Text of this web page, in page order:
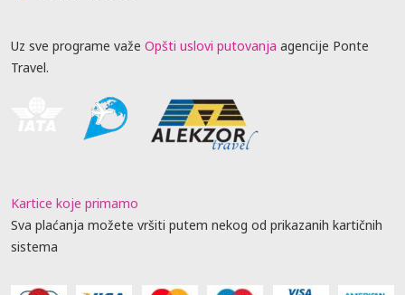
Uz sve programe važe Opšti uslovi putovanja agencije Ponte
Travel.
Kartice koje primamo
Sva plaćanja možete vršiti putem nekog od prikazanih kartičnih
sistema